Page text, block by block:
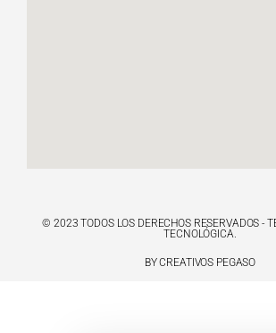
© 2023 TODOS LOS DERECHOS RESERVADOS -
TECNOLÓGICA.
BY CREATIVOS PEGASO